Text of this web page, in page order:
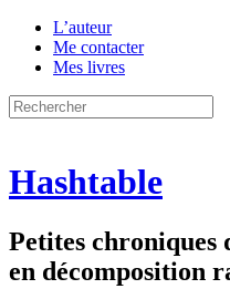
L’auteur
Me contacter
Mes livres
Hashtable
Petites chroniques
en décomposition